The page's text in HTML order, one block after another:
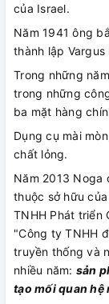
của Israel.
Năm 1941 ông
thành lập
Trong những
trong những
ba mặt hàng
Dụng cụ mài
chất lỏng.
Năm 2013 Noga
thuộc sở hữu
TNHH Phát triển
"Công ty TNHH
truyền thống và
nhiều năm: sản
tạo mối quan hệ